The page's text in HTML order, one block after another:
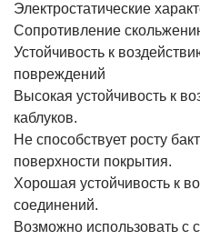
Электростатические
Сопротивление
Устойчивость к
повреждений
Высокая устойчивость к
каблуков.
Не способствует росту
поверхности покрытия.
Хорошая устойчивость к
соединений.
Возможно использовать с